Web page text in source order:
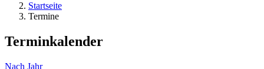
Startseite
Termine
Terminkalender
Nach Jahr